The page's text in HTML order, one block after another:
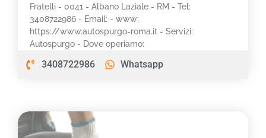
Fratelli - 0041 - Albano Laziale - RM - Tel:
3408722986 - Email: - www:
https://www.autospurgo-roma.it - Servizi:
Autospurgo - Dove operiamo:
3408722986 Whatsapp